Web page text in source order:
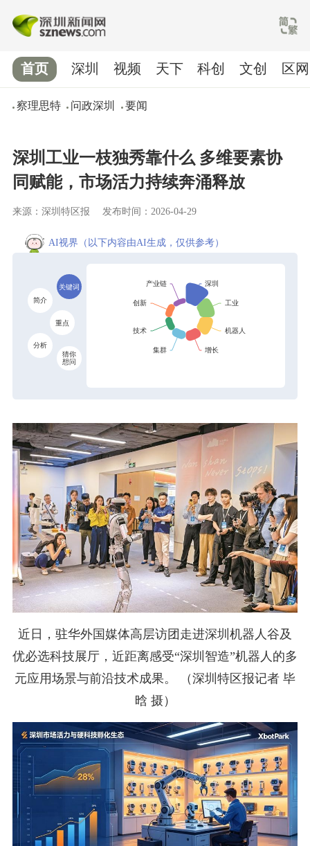
首页
察理思特 问政深圳 要闻
深圳 视频 天下 科创 文创 区网
深圳工业一枝独秀靠什么 多维要素协
同赋能，市场活力持续奔涌释放
来源：深圳特区报 发布时间：2026-04-29
AI视界 （以下内容由AI生成，仅供参考）
关键词
简介
重点
分析
猜你
想问
近日，驻华外国媒体高层访团走进深圳机器人谷及
优必选科技展厅，近距离感受“深圳智造”机器人的多
元应用场景与前沿技术成果。 （深圳特区报记者 毕
晗 摄）